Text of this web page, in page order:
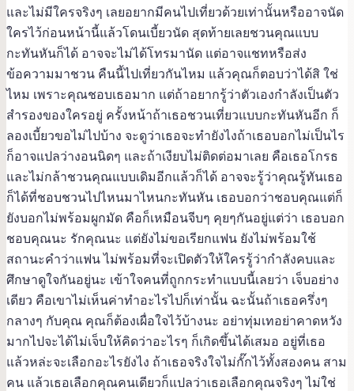
และไม่มีใครจริงๆ เลยอยากมีคนไปเที่ยวด้วยเท่านั้นหรืออาจนัด
ใครไว้ก่อนหน้านี้แล้วโดนเบี้ยวนัด สุดท้ายเลยชวนคุณแบบ
กะทันหันก็ได้ อาจจะไม่ได้โทรมานัด แต่อาจแชทหรือส่ง
ข้อความมาชวน คืนนี้ไปเที่ยวกันไหม แล้วคุณก็ตอบว่าได้สิ ใช่
ไหม เพราะคุณชอบเธอมาก แต่ถ้าอยากรู้ว่าตัวเองกำลังเป็นตัว
สำรองของใครอยู่ ครั้งหน้าถ้าเธอชวนเที่ยวแบบกะทันหันอีก ก็
ลองเบี้ยวขอไม่ไปบ้าง จะดูว่าเธอจะทำยังไงถ้าเธอบอกไม่เป็นไร
ก็อาจแปลว่างอนนิดๆ และถ้าเงียบไม่ติดต่อมาเลย คือเธอโกรธ
และไม่กล้าชวนคุณแบบเดิมอีกแล้วก็ได้ อาจจะรู้ว่าคุณรู้ทันเธอ
ก็ได้ที่ชอบชวนไปไหนมาไหนกะทันหัน เธอบอกว่าชอบคุณแต่ก็
ยังบอกไม่พร้อมผูกมัด คือก็เหมือนจีบๆ คุยๆกันอยู่แต่ว่า เธอบอก
ชอบคุณนะ รักคุณนะ แต่ยังไม่ขอเรียกแฟน ยังไม่พร้อมใช้
สถานะคำว่าแฟน ไม่พร้อมที่จะเปิดตัวให้ใครรู้ว่ากำลังคบและ
ศึกษาดูใจกันอยู่นะ เข้าใจคนที่ถูกกระทำแบบนี้เลยว่า เจ็บอย่าง
เดียว คือเขาไม่เห็นค่าทำอะไรไปก็เท่านั้น ฉะนั้นถ้าเธอครึ่งๆ
กลางๆ กับคุณ คุณก็ต้องเผื่อใจไว้บ้างนะ อย่าทุ่มเทอย่าคาดหวัง
มากไปจะได้ไม่เจ็บให้คิดว่าอะไรๆ ก็เกิดขึ้นได้เสมอ อยู่ที่เธอ
แล้วหล่ะจะเลือกอะไรยังไง ถ้าเธอจริงใจไม่กั๊กไว้ทั้งสองคน สาม
คน แล้วเธอเลือกคุณคนเดียวก็แปลว่าเธอเลือกคุณจริงๆ ไม่ใช่